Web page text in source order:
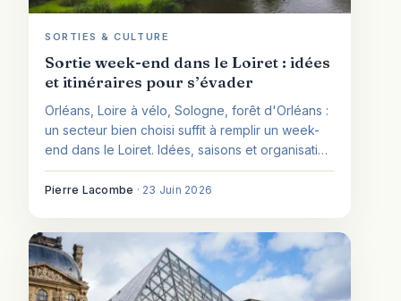
SORTIES & CULTURE
Sortie week-end dans le Loiret : idées
et itinéraires pour s’évader
Orléans, Loire à vélo, Sologne, forêt d'Orléans :
un secteur bien choisi suffit à remplir un week-
end dans le Loiret. Idées, saisons et organisation
pour s'évader.
Pierre Lacombe · 23 Juin 2026